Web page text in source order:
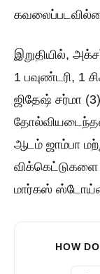
இறுதியில்,
1 பவுண்டரி, 1
ஜிதேஷ் சர்மா
ஆடம் ஜாம்பா
விக்கெட்டுகளை
மார்கஸ்
HOW